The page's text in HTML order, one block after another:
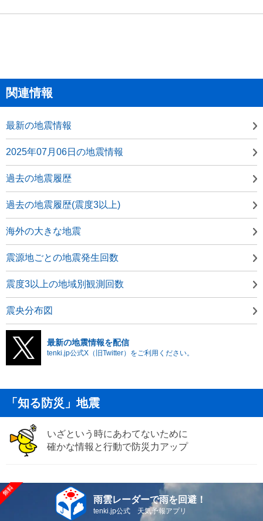
関連情報
最新の地震情報
2025年07月06日の地震情報
過去の地震履歴
過去の地震履歴(震度3以上)
海外の大きな地震
震源地ごとの地震発生回数
震度3以上の地域別観測回数
震央分布図
最新の地震情報を配信
tenki.jp公式X（旧Twitter）をご利用ください。
「知る防災」地震
いざという時にあわてないために
確かな情報と行動で防災力アップ
雨雲レーダーで雨を回避！
tenki.jp公式 天気予報アプリ